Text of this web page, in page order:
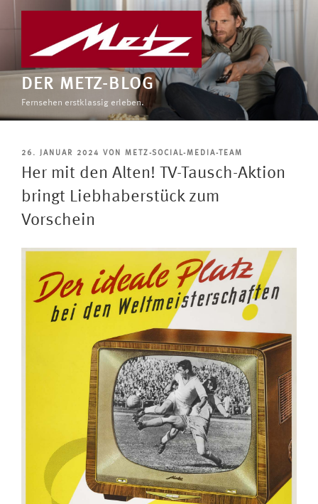
DER METZ-BLOG
Fernsehen erstklassig erleben.
VERÖFFENTLICHT
AM
26. JANUAR 2024 VON METZ-SOCIAL-MEDIA-TEAM
Her mit den Alten! TV-Tausch-Aktion
bringt Liebhaberstück zum
Vorschein